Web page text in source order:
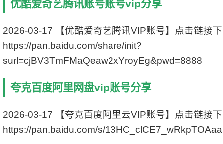
IMDb评分 6.1/10 from 60 users
视频尺寸 1280 x 720
片 长 126 Mins
优酷爱奇艺腾讯账号账号vip分享
2026-03-17 【优酷爱奇艺腾讯VIP账号】点击链接
https://pan.baidu.com/share/init?
surl=cjBV3TmFMaQeaw2xYroyEg&pwd=8888
夸克百度阿里网盘vip账号分享
2026-03-17 【夸克百度阿里云VIP账号】点击链接
https://pan.baidu.com/s/